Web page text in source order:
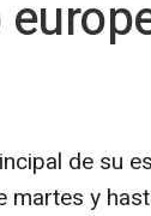
de su
martes y